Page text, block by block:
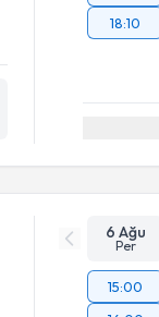
18:10
6 Ağu
Per
15:00